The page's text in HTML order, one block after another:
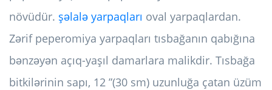
növüdür. şəlalə yarpaqları oval yarpaqlardan.
Zərif peperomiya yarpaqları tısbağanın qabığına
bənzəyən açıq-yaşıl damarlara malikdir. Tısbağa
bitkilərinin sapı, 12 ”(30 sm) uzunluğa çatan üzüm